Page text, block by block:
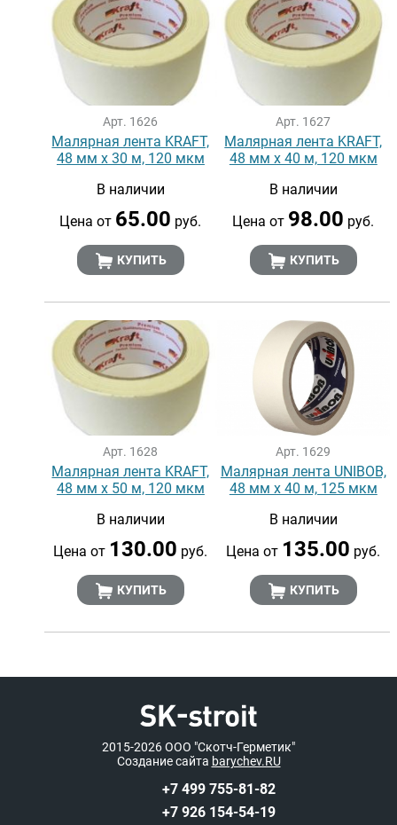
Арт. 1626
Малярная лента KRAFT,
48 мм х 30 м, 120 мкм
В наличии
Цена от 65.00 руб.
КУПИТЬ
Арт. 1627
Малярная лента KRAFT,
48 мм х 40 м, 120 мкм
В наличии
Цена от 98.00 руб.
КУПИТЬ
Арт. 1628
Малярная лента KRAFT,
48 мм х 50 м, 120 мкм
В наличии
Цена от 130.00 руб.
КУПИТЬ
Арт. 1629
Малярная лента UNIBOB,
48 мм х 40 м, 125 мкм
В наличии
Цена от 135.00 руб.
КУПИТЬ
2015-2026ООО "Скотч-Герметик"
Создание сайта barychev.RU
+7 499 755-81-82
+7 926 154-54-19